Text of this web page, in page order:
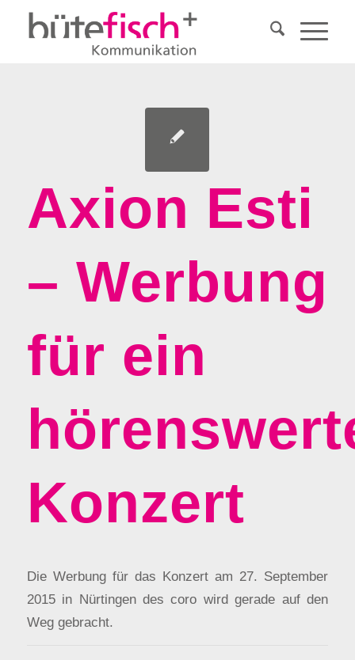
Axion Esti
– Werbung
für ein
Konzert
Die Werbung für das Konzert am 27. September
2015 in Nürtingen des coro wird gerade auf den
Weg gebracht.